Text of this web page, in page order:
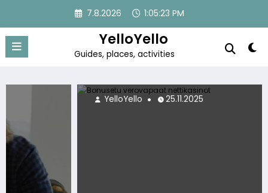
content
7.8.2026 1:05:23 PM
YelloYello
Guides, places, activities
25.11.2025